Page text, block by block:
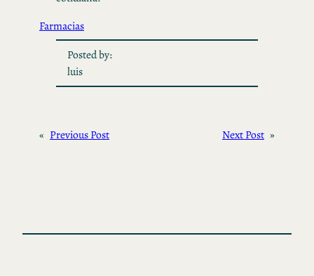
Farmacias
Posted by:
luis
« Previous Post Next Post »